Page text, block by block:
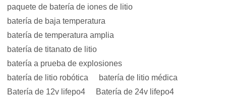
paquete de batería de iones de litio
batería de baja temperatura
batería de temperatura amplia
batería de titanato de litio
batería a prueba de explosiones
batería de litio robótica
batería de litio médica
Batería de 12v lifepo4
Batería de 24v lifepo4